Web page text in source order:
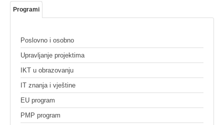
Programi
Poslovno i osobno
Upravljanje projektima
IKT u obrazovanju
IT znanja i vještine
EU program
PMP program